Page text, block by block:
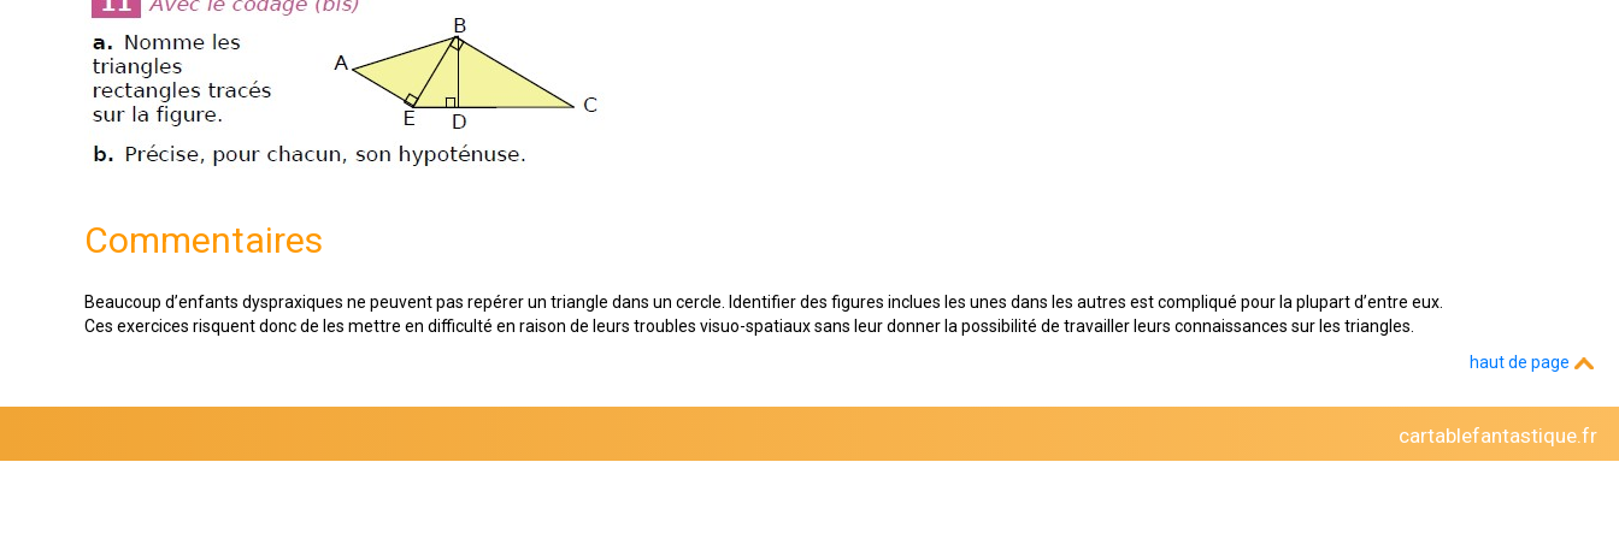
Commentaires
Beaucoup d’enfants dyspraxiques ne peuvent pas repérer un triangle dans un cercle. Identifier des figures inclues les unes dans les autres est compliqué pour la plupart d’entre eux.
Ces exercices risquent donc de les mettre en difficulté en raison de leurs troubles visuo-spatiaux sans leur donner la possibilité de travailler leurs connaissances sur les triangles.
haut de page
cartablefantastique.fr